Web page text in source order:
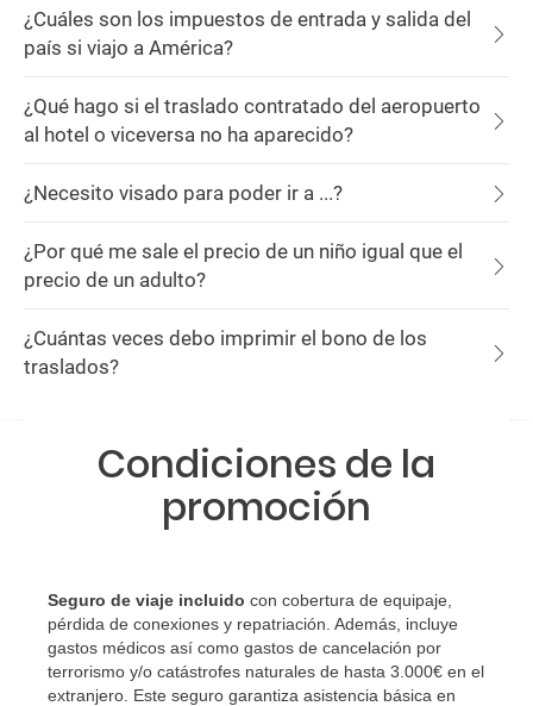
¿Cuáles son los impuestos de entrada y salida del
país si viajo a América?
¿Qué hago si el traslado contratado del aeropuerto
al hotel o viceversa no ha aparecido?
¿Necesito visado para poder ir a ...?
¿Por qué me sale el precio de un niño igual que el
precio de un adulto?
¿Cuántas veces debo imprimir el bono de los
traslados?
Condiciones de la
promoción
Seguro de viaje incluido con cobertura de equipaje,
pérdida de conexiones y repatriación. Además, incluye
gastos médicos así como gastos de cancelación por
terrorismo y/o catástrofes naturales de hasta 3.000€ en el
extranjero. Este seguro garantiza asistencia básica en